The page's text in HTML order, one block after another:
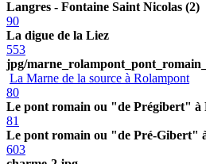
Langres - Fontaine Saint Nicolas (2)
90
La digue de la Liez
553
jpg/
La Marne de la source à Rolampont
80
Le pont romain ou "de Prégibert" à
81
Le pont romain ou "de Pré-Gibert"
603